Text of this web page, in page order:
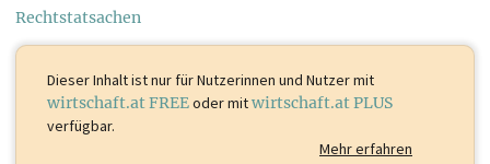
Rechtstatsachen
Dieser Inhalt istnur für Nutzerinnen und Nutzer mit
wirtschaft.at FREEoder mitwirtschaft.at PLUS
verfügbar.
Mehr erfahren